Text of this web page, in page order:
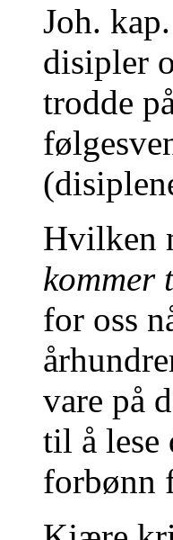
Joh.
disipler
trodde
Hvilken
kommer
for oss
vare på
til å lese
forbønn